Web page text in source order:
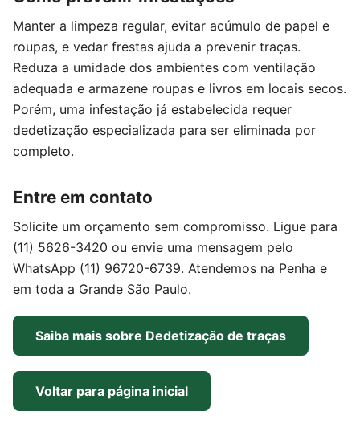
Manter a limpeza regular, evitar acúmulo de papel e
roupas, e vedar frestas ajuda a prevenir traças.
Reduza a umidade dos ambientes com ventilação
adequada e armazene roupas e livros em locais secos.
Porém, uma infestação já estabelecida requer
dedetização especializada para ser eliminada por
completo.
Entre em contato
Solicite um orçamento sem compromisso. Ligue para
(11) 5626-3420 ou envie uma mensagem pelo
WhatsApp (11) 96720-6739. Atendemos na Penha e
em toda a Grande São Paulo.
Saiba mais sobre Dedetização de traças
Voltar para página inicial